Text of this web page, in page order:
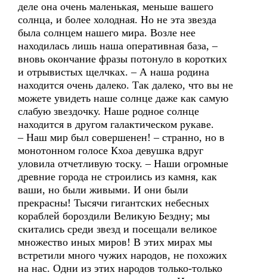
деле она очень маленькая, меньше вашего
солнца, и более холодная. Но не эта звезда
была солнцем нашего мира. Возле нее
находилась лишь наша оперативная база, –
вновь окончание фразы потонуло в коротких
и отрывистых щелчках. – А наша родина
находится очень далеко. Так далеко, что вы не
можете увидеть наше солнце даже как самую
слабую звездочку. Наше родное солнце
находится в другом галактическом рукаве.
– Наш мир был совершенен! – странно, но в
монотонном голосе Кхоа девушка вдруг
уловила отчетливую тоску. – Наши огромные
древние города не строились из камня, как
ваши, но были живыми. И они были
прекрасны! Тысячи гигантских небесных
кораблей бороздили Великую Бездну; мы
скитались среди звезд и посещали великое
множество иных миров! В этих мирах мы
встретили много чужих народов, не похожих
на нас. Одни из этих народов только-только